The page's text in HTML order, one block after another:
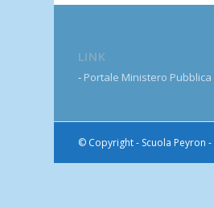
LINK
- Portale Ministero
© Copyright - Scuola Peyron